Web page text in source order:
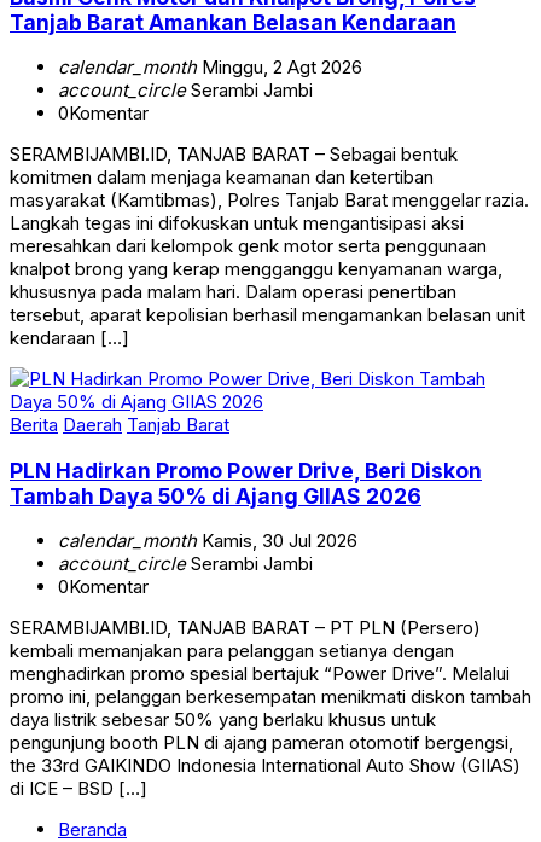
account_circleSerambi Jambi
0Komentar
komitmen dalam menjaga keamanan dan ketertiban
masyarakat (Kamtibmas), Polres Tanjab Barat menggelar razia.
Langkah tegas ini difokuskan untuk mengantisipasi aksi
meresahkan dari kelompok genk motor serta penggunaan
knalpot brong yang kerap mengganggu kenyamanan warga,
khususnya pada malam hari. Dalam operasi penertiban
tersebut, aparat kepolisian berhasil mengamankan belasan unit
kendaraan […]
Berita Daerah Tanjab Barat
Tambah Daya 50% di Ajang GIIAS 2026
account_circleSerambi Jambi
0Komentar
kembali memanjakan para pelanggan setianya dengan
menghadirkan promo spesial bertajuk “Power Drive”. Melalui
promo ini, pelanggan berkesempatan menikmati diskon tambah
daya listrik sebesar 50% yang berlaku khusus untuk
pengunjung booth PLN di ajang pameran otomotif bergengsi,
the 33rd GAIKINDO Indonesia International Auto Show (GIIAS)
di ICE – BSD […]
Kebijakan Privasi